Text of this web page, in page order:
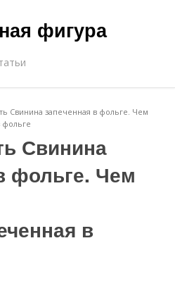
фигура
Свинина запеченная в фольге. Чем
фольге
Свинина
фольге. Чем
в